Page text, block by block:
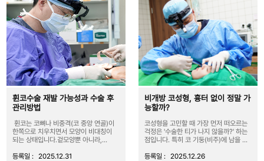
휜코수술 재발 가능성과 수술 후
관리방법
휜코는 코뼈나 비중격(코 중앙 연골)이
한쪽으로 치우치면서 모양이 비대칭이
되는 상태입니다. 겉모양뿐 아니라,...
등록일 :
2025.12.31
비개방 코성형, 흉터 없이 정말 가
능할까?
코성형을 고민할 때 가장 먼저 떠오르는
걱정은 '수술한 티가 나지 않을까?' 하는
점입니다. 특히 코 기둥(비주)에 남을 ...
등록일 :
2025.12.26